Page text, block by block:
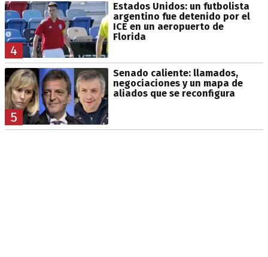
4
Estados Unidos: un futbolista
argentino fue detenido por el
ICE en un aeropuerto de
Florida
5
Senado caliente: llamados,
negociaciones y un mapa de
aliados que se reconfigura